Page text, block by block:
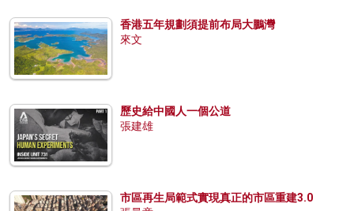
香港五年規劃須提前布局大鵬灣
來文
歷史給中國人一個公道
張建雄
市區再生局範式實現真正的市區重建3.0